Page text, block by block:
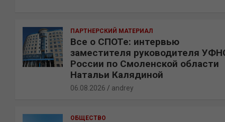
ПАРТНЕРСКИЙ МАТЕРИАЛ
Все о СПОТе: интервью
заместителя руководителя
России по Смоленской области
Натальи Калядиной
06.08.2026 andrey
ОБЩЕСТВО